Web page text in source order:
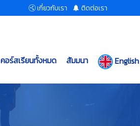
เกี่ยวกับเรา ติดต่อเรา
คอร์สเรียนทั้งหมด สัมมนา English